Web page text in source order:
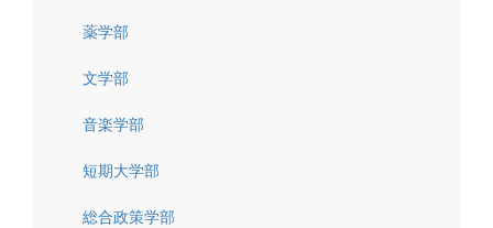
薬学部
文学部
音楽学部
短期大学部
総合政策学部